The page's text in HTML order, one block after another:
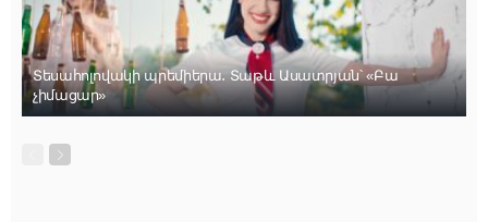
Տեսահոլովակի պրեմիերա․ Տաթև Ասատրյան՝ «Բա
չիմացար»